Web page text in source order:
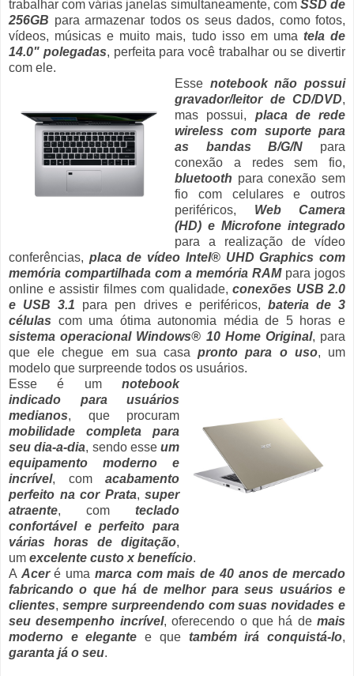
trabalhar com várias janelas simultaneamente, com SSD de
256GB para armazenar todos os seus dados, como fotos,
vídeos, músicas e muito mais, tudo isso em uma tela de
14.0" polegadas, perfeita para você trabalhar ou se divertir
com ele.
Esse notebook não possui
gravador/leitor de CD/DVD,
mas possui, placa de rede
wireless com suporte para
as bandas B/G/N para
conexão a redes sem fio,
bluetooth para conexão sem
fio com celulares e outros
periféricos, Web Camera
(HD) e Microfone integrado
para a realização de vídeo
conferências, placa de vídeo Intel® UHD Graphics com
memória compartilhada com a memória RAMpara jogos
online e assistir filmes com qualidade, conexões USB 2.0
e USB 3.1 para pen drives e periféricos, bateria de 3
células com uma ótima autonomia média de 5 horas e
sistema operacional Windows® 10 Home Original, para
que ele chegue em sua casapronto para o uso, um
modelo que surpreende todos os usuários.
Esse é um notebook
indicado para usuários
medianos, que procuram
mobilidade completa para
seu dia-a-dia, sendo esse um
equipamento moderno e
incrível, com acabamento
perfeito na cor Prata, super
atraente, com teclado
confortável e perfeito para
várias horas de digitação,
um excelente custo x benefício.
A Aceré uma marca com mais de 40 anos de mercado
fabricando o que há de melhor para seus usuários e
clientes, sempre surpreendendo com suas novidades e
seu desempenho incrível, oferecendo o que há de mais
moderno e elegante e que também irá conquistá-lo,
garanta já o seu.